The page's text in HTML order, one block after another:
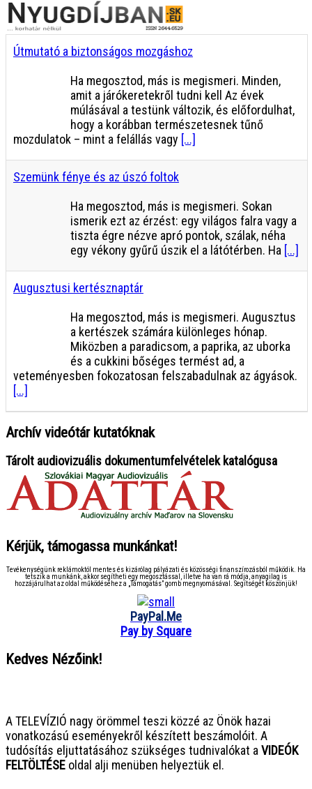
Útmutató a biztonságos mozgáshoz
Ha megosztod, más is megismeri. Minden,
amit a járókeretekről tudni kell Az évek
múlásával a testünk változik, és előfordulhat,
hogy a korábban természetesnek tűnő
mozdulatok – mint a felállás vagy [...]
Szemünk fénye és az úszó foltok
Ha megosztod, más is megismeri. Sokan
ismerik ezt az érzést: egy világos falra vagy a
tiszta égre nézve apró pontok, szálak, néha
egy vékony gyűrű úszik el a látótérben. Ha [...]
Augusztusi kertésznaptár
Ha megosztod, más is megismeri. Augusztus
a kertészek számára különleges hónap.
Miközben a paradicsom, a paprika, az uborka
és a cukkini bőséges termést ad, a
veteményesben fokozatosan felszabadulnak az ágyások.
[...]
Archív videótár kutatóknak
Tárolt audiovizuális dokumentumfelvételek katalógusa
Kérjük, támogassa munkánkat!
Tevékenységünk reklámoktól mentes és kizárólag pályázati és közösségi finanszírozásból működik. Ha
tetszik a munkánk, akkor segítheti egy megosztással, illetve ha van rá módja, anyagilag is
hozzájárulhat az oldal működéséhez a „Támogatás” gomb megnyomásával. Segítségét köszönjük!
PayPal.Me
Pay by Square
Kedves Nézőink!
A TELEVÍZIÓ nagy örömmel teszi közzé az Önök hazai
vonatkozású eseményekről készített beszámolóit. A
tudósítás eljuttatásához szükséges tudnivalókat a VIDEÓK
FELTÖLTÉSE oldal alji menüben helyeztük el.